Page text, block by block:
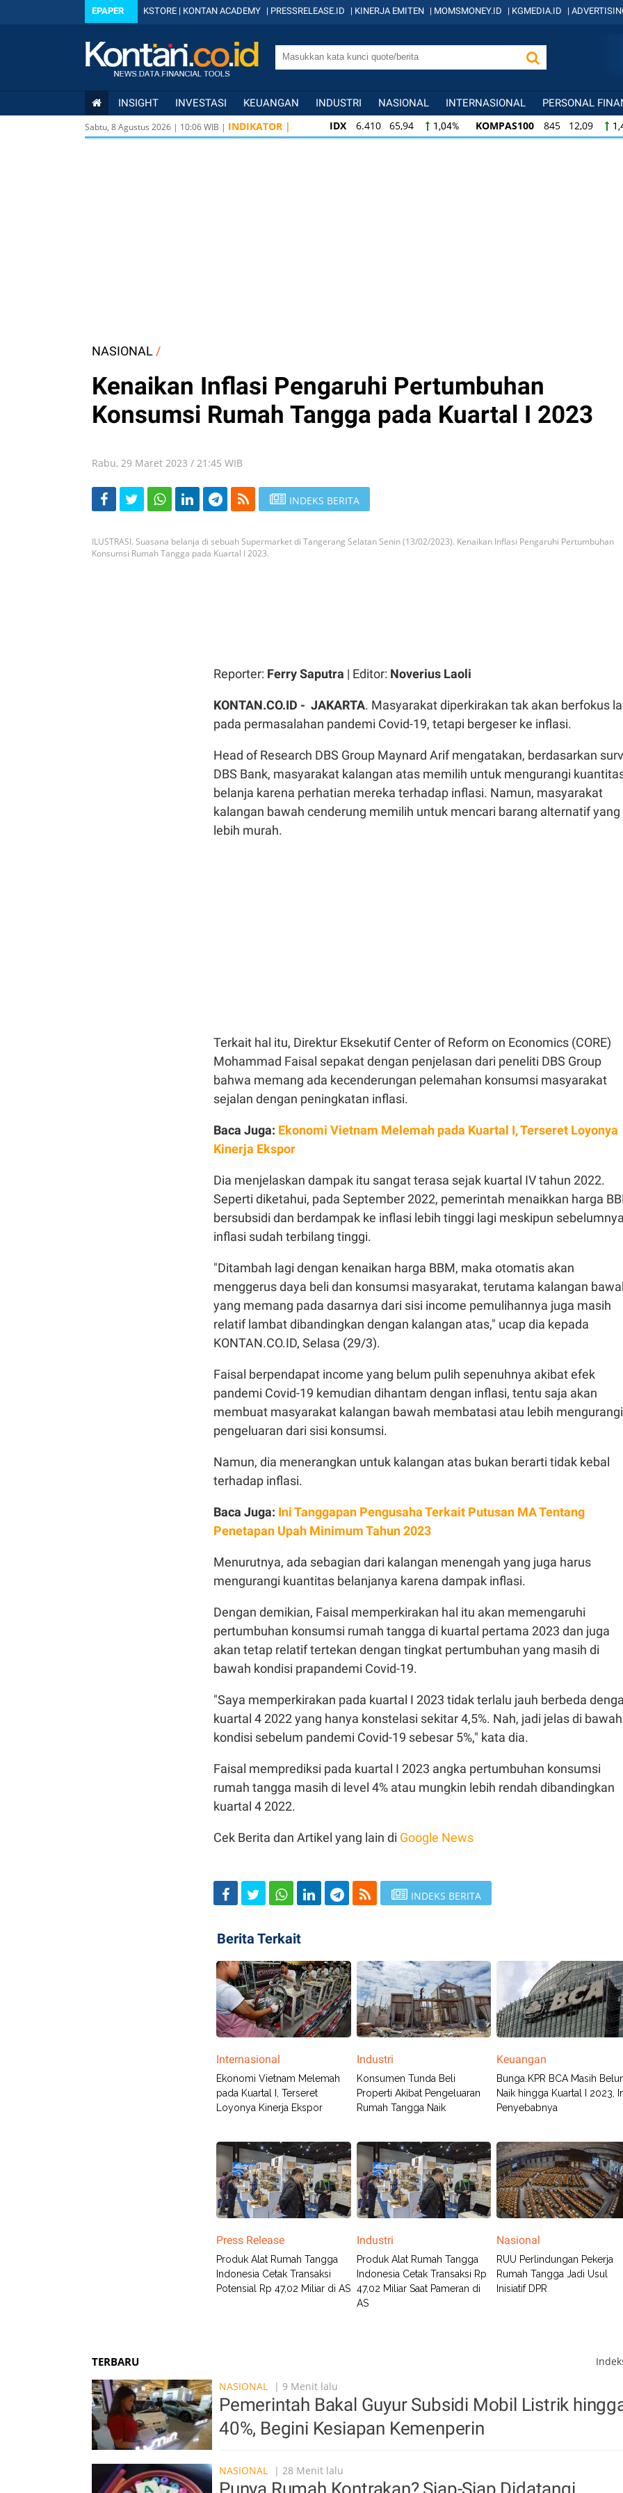
EPAPER KSTORE | KONTAN ACADEMY | PRESSRELEASE.ID | KINERJA EMITEN | MOMSMONEY.ID | KGMEDIA.ID |
INSIGHT INVESTASI KEUANGAN INDUSTRI NASIONAL INTERNASIONAL PERSONAL
Sabtu, 8 Agustus 2026 | 10:06WIB | INDIKATOR | IDX 6.410 65,94 1,04% KOMPAS100 845 12,09
KOMPAS100 845 12,09 1,45% LQ45 640 9,44
NASIONAL /
Kenaikan Inflasi Pengaruhi Pertumbuhan
Konsumsi Rumah Tangga pada Kuartal I 2023
Rabu, 29 Maret 2023 / 21:45 WIB
INDEKS BERITA
ILUSTRASI. Suasana belanja di sebuah Supermarket di Tangerang Selatan Senin (13/02/2023). Kenaikan Inflasi Pengaruhi Pertumbuhan
Konsumsi Rumah Tangga pada Kuartal I 2023.
Reporter: Ferry Saputra | Editor: Noverius Laoli
KONTAN.CO.ID - JAKARTA. Masyarakat diperkirakan tak akan berfokus
pada permasalahan pandemi Covid-19, tetapi bergeser ke inflasi.
Head of Research DBS Group Maynard Arif mengatakan, berdasarkan
DBS Bank, masyarakat kalangan atas memilih untuk mengurangi
belanja karena perhatian mereka terhadap inflasi. Namun, masyarakat
kalangan bawah cenderung memilih untuk mencari barang alternatif yang
lebih murah.
Terkait hal itu, Direktur Eksekutif Center of Reform on Economics (CORE)
Mohammad Faisal sepakat dengan penjelasan dari peneliti DBS Group
bahwa memang ada kecenderungan pelemahan konsumsi masyarakat
sejalan dengan peningkatan inflasi.
Baca Juga: Ekonomi Vietnam Melemah pada Kuartal I, Terseret Loyonya
Kinerja Ekspor
Dia menjelaskan dampak itu sangat terasa sejak kuartal IV tahun 2022.
Seperti diketahui, pada September 2022, pemerintah menaikkan harga
bersubsidi dan berdampak ke inflasi lebih tinggi lagi meskipun
inflasi sudah terbilang tinggi.
"Ditambah lagi dengan kenaikan harga BBM, maka otomatis akan
menggerus daya beli dan konsumsi masyarakat, terutama kalangan
yang memang pada dasarnya dari sisi income pemulihannya juga masih
relatif lambat dibandingkan dengan kalangan atas," ucap dia kepada
KONTAN.CO.ID, Selasa (29/3).
Faisal berpendapat income yang belum pulih sepenuhnya akibat efek
pandemi Covid-19 kemudian dihantam dengan inflasi, tentu saja akan
membuat masyarakat kalangan bawah membatasi atau lebih mengurangi
pengeluaran dari sisi konsumsi.
Namun, dia menerangkan untuk kalangan atas bukan berarti tidak kebal
terhadap inflasi.
Baca Juga: Ini Tanggapan Pengusaha Terkait Putusan MA Tentang
Penetapan Upah Minimum Tahun 2023
Menurutnya, ada sebagian dari kalangan menengah yang juga harus
mengurangi kuantitas belanjanya karena dampak inflasi.
Dengan demikian, Faisal memperkirakan hal itu akan memengaruhi
pertumbuhan konsumsi rumah tangga di kuartal pertama 2023 dan juga
akan tetap relatif tertekan dengan tingkat pertumbuhan yang masih di
bawah kondisi prapandemi Covid-19.
"Saya memperkirakan pada kuartal I 2023 tidak terlalu jauh berbeda
kuartal 4 2022 yang hanya konstelasi sekitar 4,5%. Nah, jadi jelas di bawah
kondisi sebelum pandemi Covid-19 sebesar 5%," kata dia.
Faisal memprediksi pada kuartal I 2023 angka pertumbuhan konsumsi
rumah tangga masih di level 4% atau mungkin lebih rendah dibandingkan
kuartal 4 2022.
Cek Berita dan Artikel yang lain di Google News
INDEKS BERITA
Berita Terkait
Internasional
Ekonomi Vietnam Melemah
pada Kuartal I, Terseret
Loyonya Kinerja Ekspor
Industri
Konsumen Tunda Beli
Properti Akibat Pengeluaran
Rumah Tangga Naik
Keuangan
Bunga KPR BCA Masih
Naik hingga Kuartal I 2023,
Penyebabnya
Press Release
Produk Alat Rumah Tangga
Indonesia Cetak Transaksi
Potensial Rp 47,02 Miliar di AS
Industri
Produk Alat Rumah Tangga
Indonesia Cetak Transaksi Rp
47,02 Miliar Saat Pameran di
AS
Nasional
RUU Perlindungan Pekerja
Rumah Tangga Jadi Usul
Inisiatif DPR
TERBARU
NASIONAL
| 9 Menit lalu
Pemerintah Bakal Guyur Subsidi Mobil Listrik
40%, Begini Kesiapan Kemenperin
NASIONAL | 28 Menit lalu
Punya Rumah Kontrakan? Siap-Siap Didatangi